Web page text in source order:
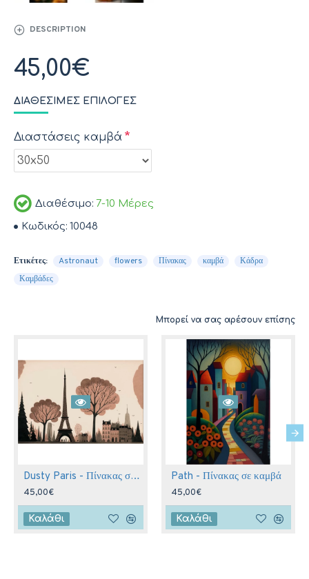
DESCRIPTION
Διαθέσιμο: 7-10 Μέρες
Κωδικός: 10048
45,00€
ΔΙΑΘΈΣΙΜΕΣ ΕΠΙΛΟΓΈΣ
Διαστάσεις καμβά
Ετικέτες: Astronaut flowers Πίνακας καμβά
Κάδρα
Καμβάδες
Μπορεί να σας αρέσουν επίσης
Dusty Paris - Πίνακας σε καμβά
45,00€
Καλάθι
Path - Πίνακας σε καμβά
45,00€
Καλάθι